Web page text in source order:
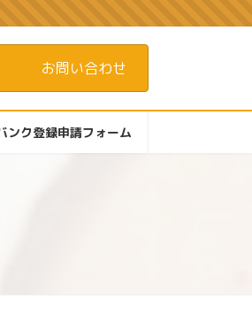
お問い合わせ
ンク登録申請フォーム